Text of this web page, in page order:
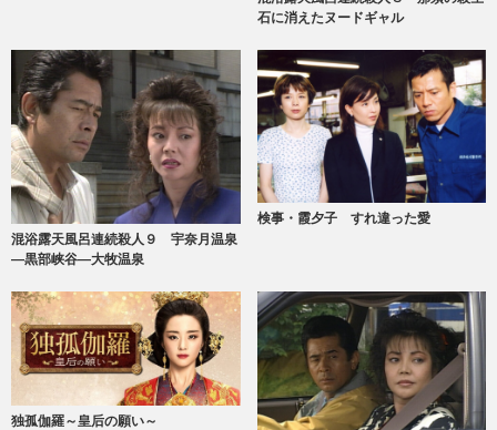
石に消えたヌードギャル
混浴露天風呂連続殺人９ 宇奈月温泉
―黒部峡谷―大牧温泉
検事・霞夕子 すれ違った愛
独孤伽羅～皇后の願い～